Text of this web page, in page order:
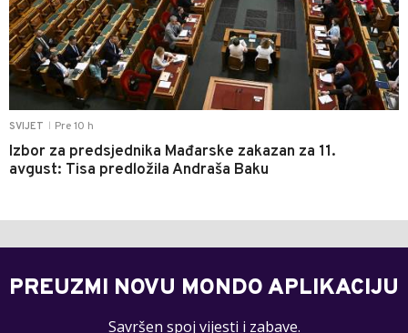
SVIJET Pre 10 h
Izbor za predsjednika Mađarske zakazan za 11.
avgust: Tisa predložila Andraša Baku
PREUZMI NOVU MONDO APLIKACIJU
Savršen spoj vijesti i zabave.